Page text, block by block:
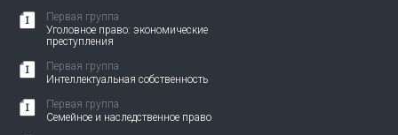
Первая группа
Уголовное право: экономические
преступления
Первая группа
Интеллектуальная собственность
Первая группа
Семейное и наследственное право